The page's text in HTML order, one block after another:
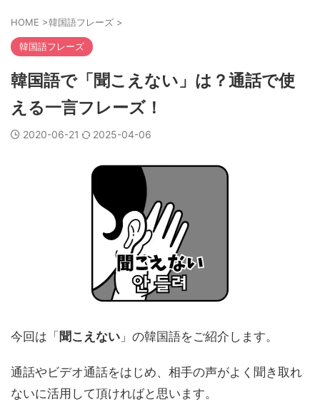
HOME >韓国語フレーズ >
韓国語フレーズ
韓国語で「聞こえない」は？通話で使
える一言フレーズ！
2020-06-21 2025-04-06
今回は「 聞こえない 」の韓国語をご紹介します。
通話やビデオ通話をはじめ、相手の声がよく聞き取れ
ないに活用して頂ければと思います。